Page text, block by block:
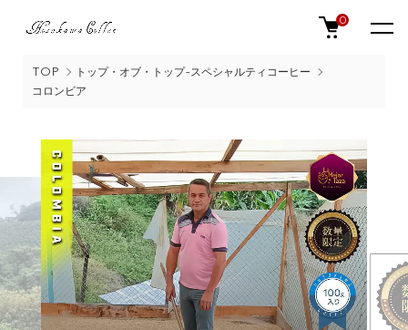
0
TOP
トップ・オブ・トップ-スペシャルティコーヒー
コロンビア